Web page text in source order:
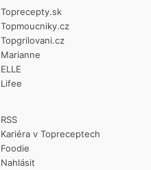
RSS
Kariéra v Topreceptech
Foodie
Nahlásit
Toprecepty.sk
Topmoucniky.cz
Topgrilovani.cz
Marianne
ELLE
Lifee